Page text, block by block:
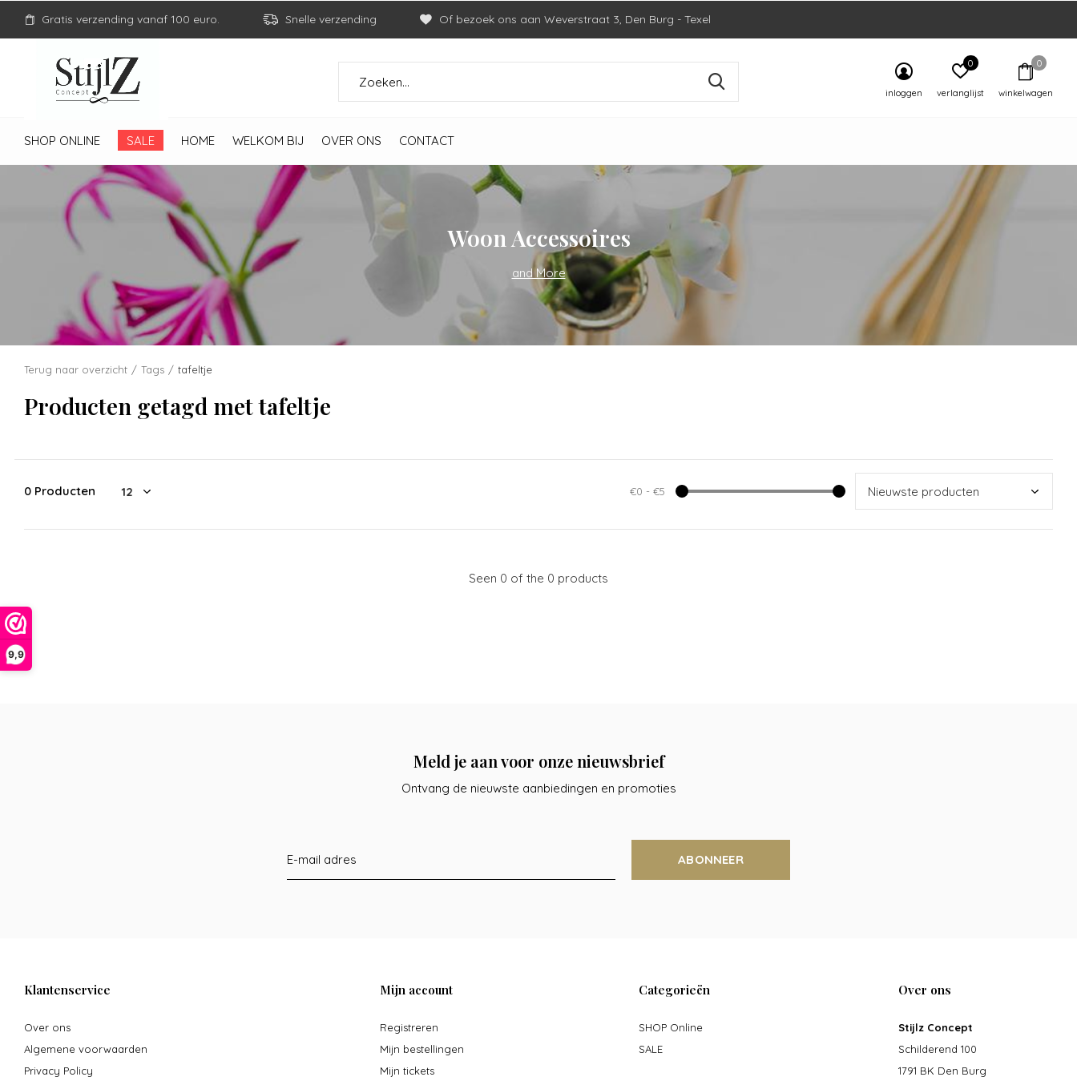
9,9
SHOP ONLINE SALE HOME WELKOM BIJ OVER ONS CONTACT
inloggen verlanglijst
0
winkelwagen
0
Gratis verzending vanaf 100 euro. Snelle verzending Of bezoek ons aan Weverstraat 3, Den Burg - Texel
Woon Accessoires
and More
Terug naar overzicht Tags tafeltje
Producten getagd met tafeltje
0 Producten €0 - €5
Seen 0 of the 0 products
Meld je aan voor onze nieuwsbrief
Ontvang de nieuwste aanbiedingen en promoties
ABONNEER
Klantenservice
Over ons
Algemene voorwaarden
Privacy Policy
Mijn account
Registreren
Mijn bestellingen
Mijn tickets
Categorieën
SHOP Online
SALE
Over ons
Stijlz Concept
Schilderend 100
1791 BK Den Burg